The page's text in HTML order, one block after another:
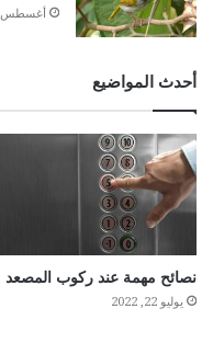
أغسطس 25, 2020
أحدث المواضيع
نصائح مهمة عند ركوب المصعد
يوليو 22, 2022